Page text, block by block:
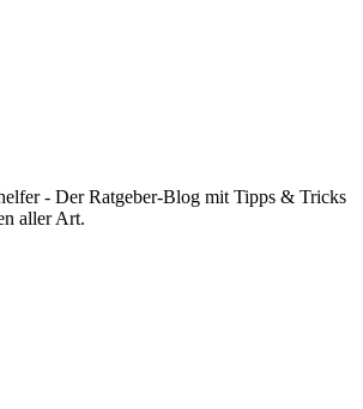
- Der Ratgeber-Blog mit Tipps & Tricks
aller Art.